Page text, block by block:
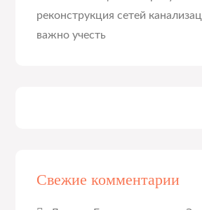
реконструкция сетей
важно учесть
Свежие комментарии